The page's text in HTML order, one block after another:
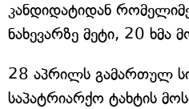
კანდიდატიდან
ნახევარზე მეტი, 20 ხმა
28 აპრილს გამართულ
საპატრიარქო ტახტის